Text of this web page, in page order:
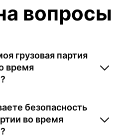
вопросы
грузовая партия
время
безопасность
во время